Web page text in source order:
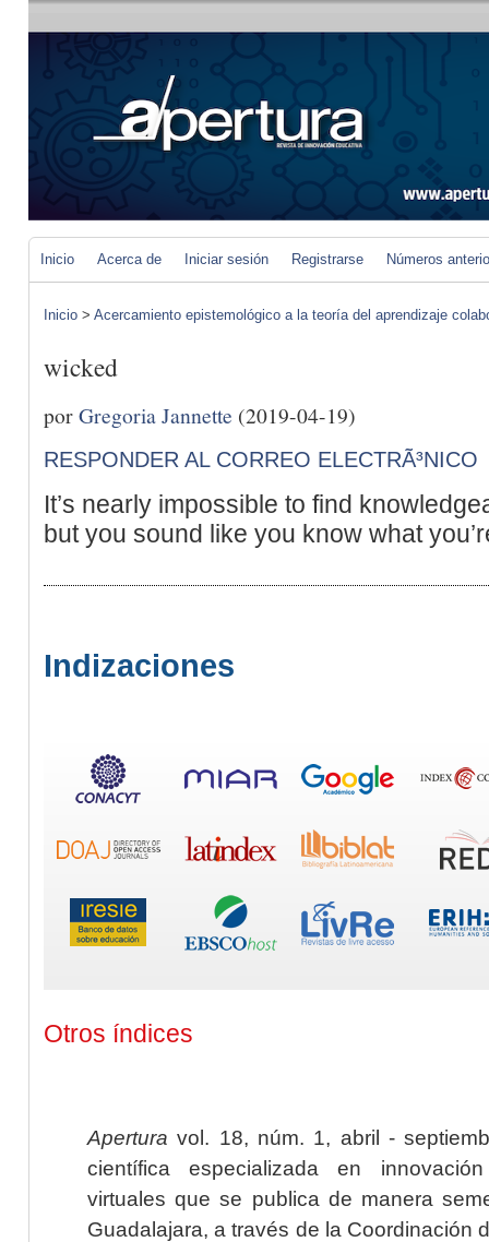
Inicio Acerca de Iniciar sesión Registrarse Números
Inicio > Acercamiento epistemológico a la teoría del aprendizaje
wicked
porGregoria Jannette (2019-04-19)
RESPONDER AL CORREO ELECTRÃ³NICO
It’s nearly impossible to find
but you sound like you know what
Indizaciones
Otros índices
Apertura vol. 18, núm. 1, abril -
científica especializada en
virtuales que se publica de manera
Guadalajara, a través de la Coordinación